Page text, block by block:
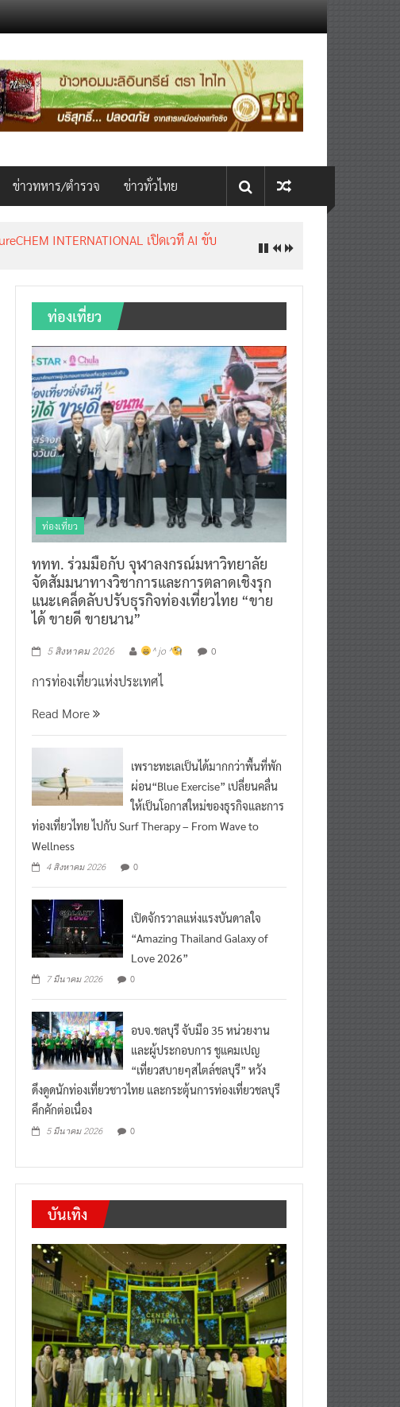
ข่าวทหาร/ตำรวจ ข่าวทั่วไทย
INTERNATIONAL เปิดเวที AI ขับ
ท่องเที่ยว
ท่องเที่ยว
ททท. ร่วมมือกับ จุฬาลงกรณ์มหาวิทยาลัย
จัดสัมมนาทางวิชาการและการตลาดเชิงรุก
แนะเคล็ดลับปรับธุรกิจท่องเที่ยวไทย “ขาย
ได้ ขายดี ขายนาน”
5 สิงหาคม 2026 ^ jo ^ 0
การท่องเที่ยวแห่งประเทศไ
Read More
เพราะทะเลเป็นได้มากกว่าพื้นที่พัก
ผ่อน“Blue Exercise” เปลี่ยนคลื่น
ให้เป็นโอกาสใหม่ของธุรกิจและการ
ท่องเที่ยวไทย ไปกับ Surf Therapy – From Wave to
Wellness
4 สิงหาคม 2026 0
เปิดจักรวาลแห่งแรงบันดาลใจ
“Amazing Thailand Galaxy of
Love 2026”
7 มีนาคม 2026 0
อบจ.ชลบุรี จับมือ 35 หน่วยงาน
และผู้ประกอบการ ชูแคมเปญ
“เที่ยวสบายๆสไตล์ชลบุรี” หวัง
ดึงดูดนักท่องเที่ยวชาวไทย และกระตุ้นการท่องเที่ยวชลบุรี
คึกคักต่อเนื่อง
5 มีนาคม 2026 0
บันเทิง